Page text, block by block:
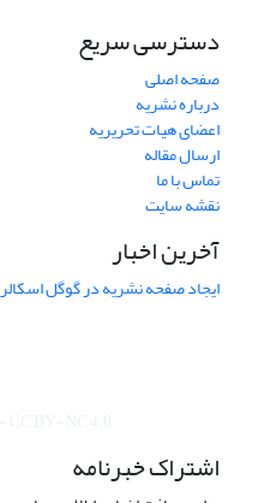
دسترسی سریع
صفحه اصلی
درباره نشریه
اعضای هیات تحریریه
ارسال مقاله
تماس با ما
نقشه سایت
آخرین اخبار
ایجاد صفحه نشریه در گوگل اسکالر
اشتراک خبرنامه